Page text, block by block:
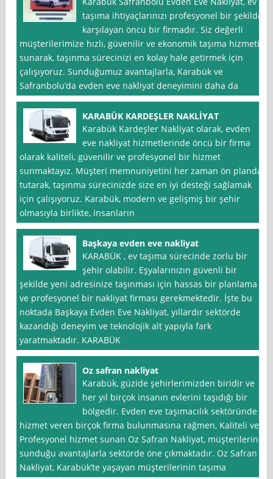
taşıma ihtiyaçlarınızı profesyonel bir şekilde
karşılayan öncü bir firmadır. Siz değerli
müşterilerimize hızlı, güvenilir ve ekonomik taşıma hizmeti
sunarak, taşınma sürecinizi en kolay hale getirmek için
çalışıyoruz. Sunduğumuz avantajlarla, Karabük ve
Safranbolu’da evden eve nakliyat deneyimini daha da
KARABÜK KARDEŞLER NAKLİYAT
Karabük Kardeşler Nakliyat olarak, evden
eve nakliyat hizmetlerinde öncü bir firma
olarak kaliteli, güvenilir ve profesyonel bir hizmet
sunmaktayız. Müşteri memnuniyetini her zaman ön planda
tutarak, taşınma sürecinizde size en iyi desteği sağlamak
için çalışıyoruz. Karabük, modern ve gelişmiş bir şehir
olmasıyla birlikte, insanların
Başkaya evden eve nakliyat
KARABÜK , ev taşıma sürecinde zorlu bir
şehir olabilir. Eşyalarınızın güvenli bir
şekilde yeni adresinize taşınması için hassas bir planlama
ve profesyonel bir nakliyat firması gerekmektedir. İşte bu
noktada Başkaya Evden Eve Nakliyat, yıllardır sektörde
kazandığı deneyim ve teknolojik alt yapıyla fark
yaratmaktadır. KARABÜK
Oz safran nakliyat
Karabük, güzide şehirlerimizden biridir ve
her yıl birçok insanın evlerini taşıdığı bir
bölgedir. Evden eve taşımacılık sektöründe
hizmet veren birçok firma bulunmasına rağmen, Kaliteli ve
Profesyonel hizmet sunan Oz Safran Nakliyat, müşterilerine
sunduğu avantajlarla sektörde öne çıkmaktadır. Oz Safran
Nakliyat, Karabük’te yaşayan müşterilerinin taşıma